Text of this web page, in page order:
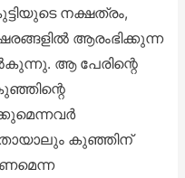
നക്ഷത്രം,
ആരംഭിക്കുന്ന
ആ പേരിന്റെ
കുഞ്ഞിന്